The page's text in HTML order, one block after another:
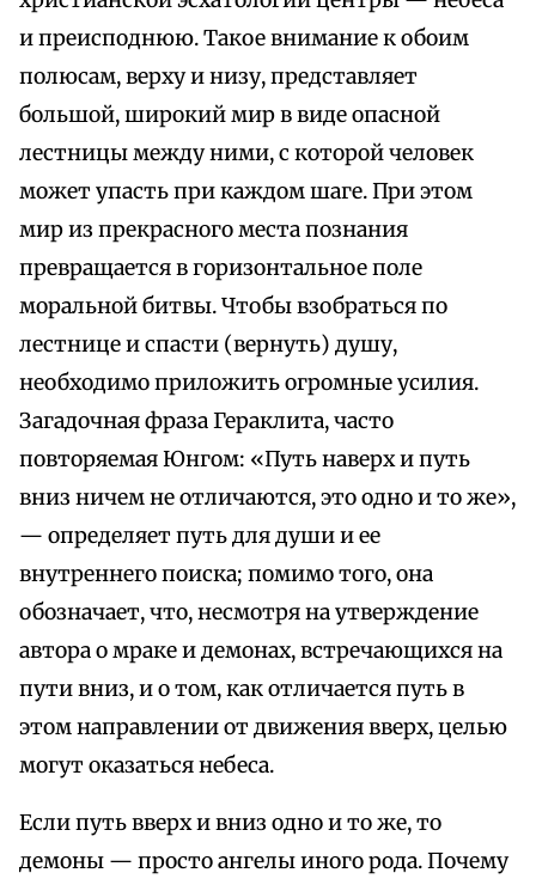
и преисподнюю. Такое внимание к обоим
полюсам, верху и низу, представляет
большой, широкий мир в виде опасной
лестницы между ними, с которой человек
может упасть при каждом шаге. При этом
мир из прекрасного места познания
превращается в горизонтальное поле
моральной битвы. Чтобы взобраться по
лестнице и спасти (вернуть) душу,
необходимо приложить огромные усилия.
Загадочная фраза Гераклита, часто
повторяемая Юнгом: «Путь наверх и путь
вниз ничем не отличаются, это одно и то же»,
— определяет путь для души и ее
внутреннего поиска; помимо того, она
обозначает, что, несмотря на утверждение
автора о мраке и демонах, встречающихся на
пути вниз, и о том, как отличается путь в
этом направлении от движения вверх, целью
могут оказаться небеса.
Если путь вверх и вниз одно и то же, то
демоны — просто ангелы иного рода. Почему